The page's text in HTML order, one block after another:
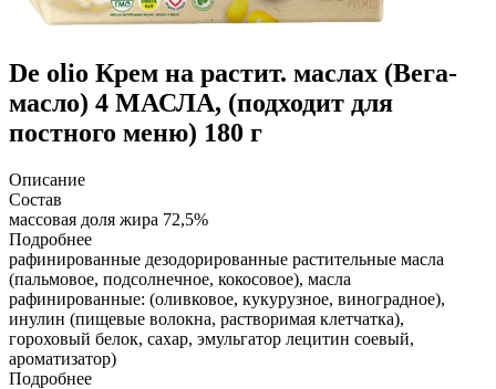
De olio Крем на растит. маслах (Вега-
масло) 4 МАСЛА, (подходит для
постного меню) 180 г
Описание
Состав
массовая доля жира 72,5%
Подробнее
рафинированные дезодорированные растительные масла
(пальмовое, подсолнечное, кокосовое), масла
рафинированные: (оливковое, кукурузное, виноградное),
инулин (пищевые волокна, растворимая клетчатка),
гороховый белок, сахар, эмульгатор лецитин соевый,
ароматизатор)
Подробнее